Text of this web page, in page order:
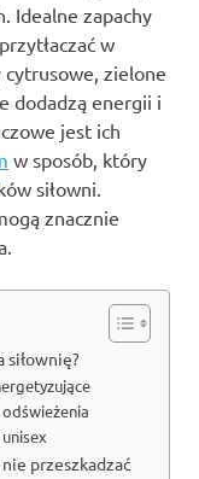
Idealne zapachy
w
zielone
dodadzą energii i
jest ich
w sposób, który
siłowni.
znacznie
siłownię?
przeszkadzać